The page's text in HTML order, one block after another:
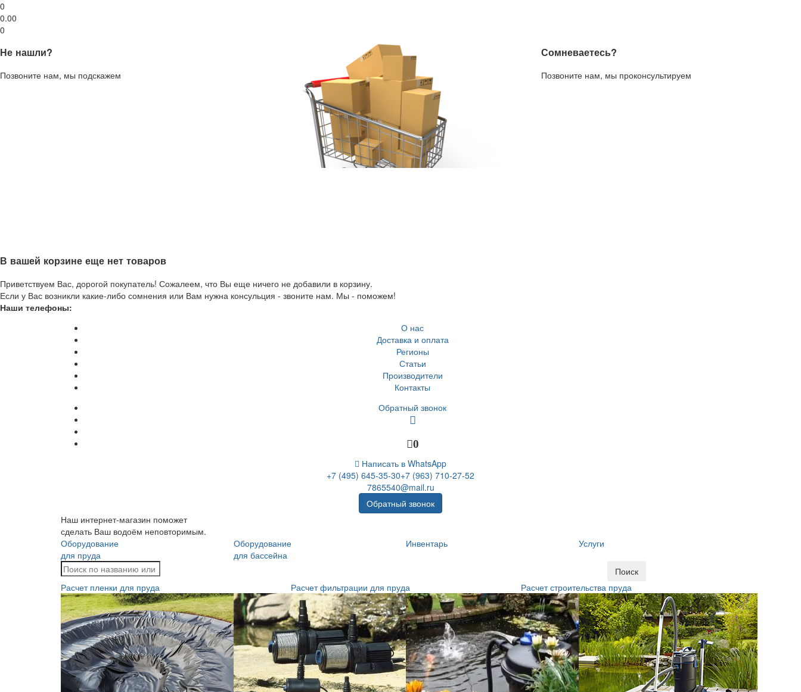
0
0.00
0
Не нашли?
Позвоните нам, мы подскажем
Сомневаетесь?
Позвоните нам, мы проконсультируем
В вашей корзине еще нет товаров
Приветствуем Вас, дорогой покупатель! Сожалеем, что Вы еще ничего не добавили в корзину.
Если у Вас возникли какие-либо сомнения или Вам нужна консульция - звоните нам. Мы - поможем!
Наши телефоны:
О нас
Доставка и оплата
Регионы
Статьи
Производители
Контакты
Обратный звонок
0
Написать в WhatsApp
+7 (495) 645-35-30+7 (963) 710-27-52
7865540@mail.ru
Обратный звонок
Наш интернет-магазин поможет
сделать Ваш водоём неповторимым.
Оборудование
для пруда
Оборудование
для бассейна
Инвентарь Услуги
Поиск
Расчет пленки для пруда
Расчет фильтрации для пруда Расчет строительства пруда